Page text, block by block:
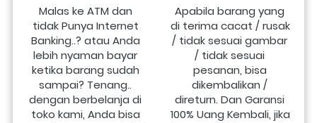
Malas ke ATM dan
tidak Punya Internet
Banking..? atau Anda
lebih nyaman bayar
ketika barang sudah
sampai? Tenang..
dengan berbelanja di
toko kami, Anda bisa
Apabila barang yang
di terima cacat / rusak
/ tidak sesuai gambar
/ tidak sesuai
pesanan, bisa
dikembalikan /
direturn. Dan Garansi
100% Uang Kembali, jika